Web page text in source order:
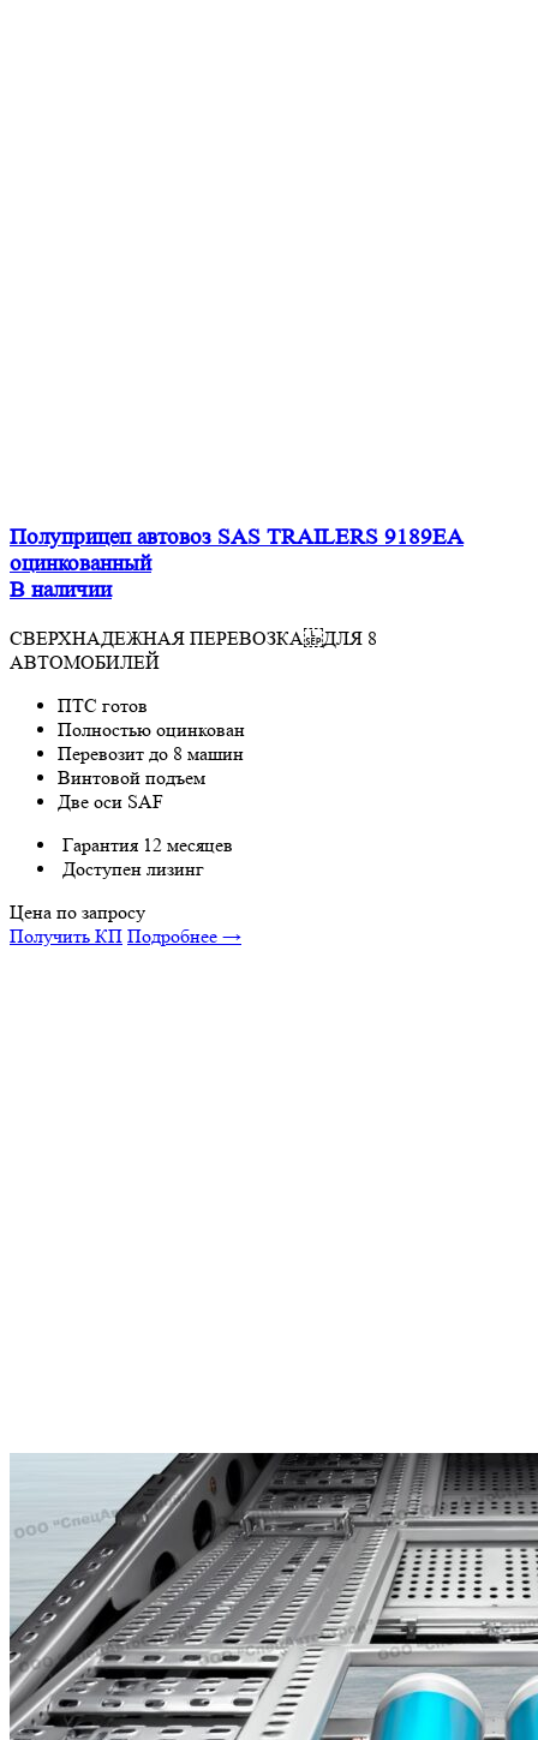
Полуприцеп автовоз SAS TRAILERS 9189EA
оцинкованный
В наличии
СВЕРХНАДЕЖНАЯ ПЕРЕВОЗКА ДЛЯ 8
АВТОМОБИЛЕЙ
ПТС готов
Полностью оцинкован
Перевозит до 8 машин
Винтовой подъем
Две оси SAF
Гарантия 12 месяцев
Доступен лизинг
Цена по запросу
Получить КП Подробнее →